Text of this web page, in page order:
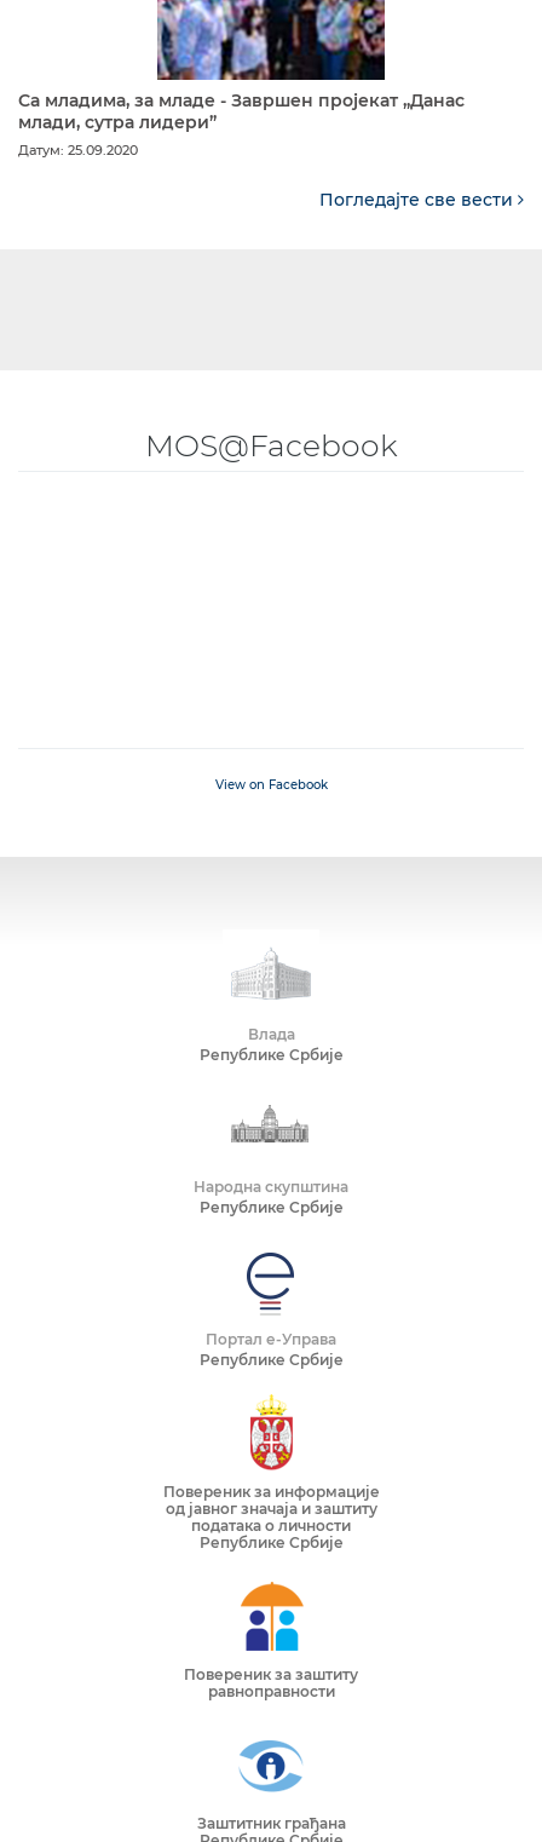
Са младима, за младе - Завршен пројекат „Данас
млади, сутра лидери”
Датум: 25.09.2020
Погледајте све вести
MOS@Facebook
View on Facebook
Влада
Републике Србије
Народна скупштина
Републике Србије
Портал е-Управа
Републике Србије
Повереник за информације
од јавног значаја и заштиту
података о личности
Републике Србије
Повереник за заштиту
равноправности
Заштитник грађана